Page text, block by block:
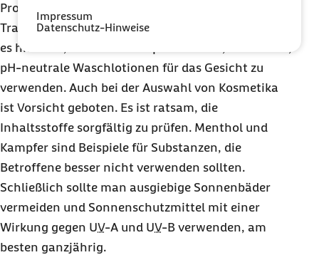
Impressum
Datenschutz-Hinweise
Progressive Muskelentspannung und Autogenes
Training. Um die empfindliche Haut zu schonen, ist
es hilfreich, wenn überhaupt nur milde, seifenfreie,
pH-neutrale Waschlotionen für das Gesicht zu
verwenden. Auch bei der Auswahl von Kosmetika
ist Vorsicht geboten. Es ist ratsam, die
Inhaltsstoffe sorgfältig zu prüfen. Menthol und
Kampfer sind Beispiele für Substanzen, die
Betroffene besser nicht verwenden sollten.
Schließlich sollte man ausgiebige Sonnenbäder
vermeiden und Sonnenschutzmittel mit einer
Wirkung gegen UV-A und UV-B verwenden, am
besten ganzjährig.